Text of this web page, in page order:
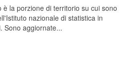
è la porzione di territorio su cui sono
nazionale di statistica in
Sono aggiornate...